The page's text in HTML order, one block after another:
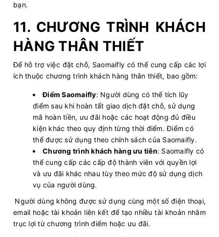
bạn.
11. CHƯƠNG TRÌNH KHÁCH
HÀNG THÂN THIẾT
Để hỗ trợ việc đặt chỗ, Saomaifly có thể cung cấp các lợi
ích thuộc chương trình khách hàng thân thiết, bao gồm:
Điểm Saomaifly: Người dùng có thể tích lũy
điểm sau khi hoàn tất giao dịch đặt chỗ, sử dụng
mã hoàn tiền, ưu đãi hoặc các hoạt động đủ điều
kiện khác theo quy định từng thời điểm. Điểm có
thể được sử dụng theo chính sách của Saomaifly.
Chương trình khách hàng ưu tiên: Saomaifly có
thể cung cấp các cấp độ thành viên với quyền lợi
và ưu đãi khác nhau tùy theo mức độ sử dụng dịch
vụ của người dùng.
Người dùng không được sử dụng cùng một số điện thoại,
email hoặc tài khoản liên kết để tạo nhiều tài khoản nhằm
trục lợi từ chương trình điểm hoặc ưu đãi.